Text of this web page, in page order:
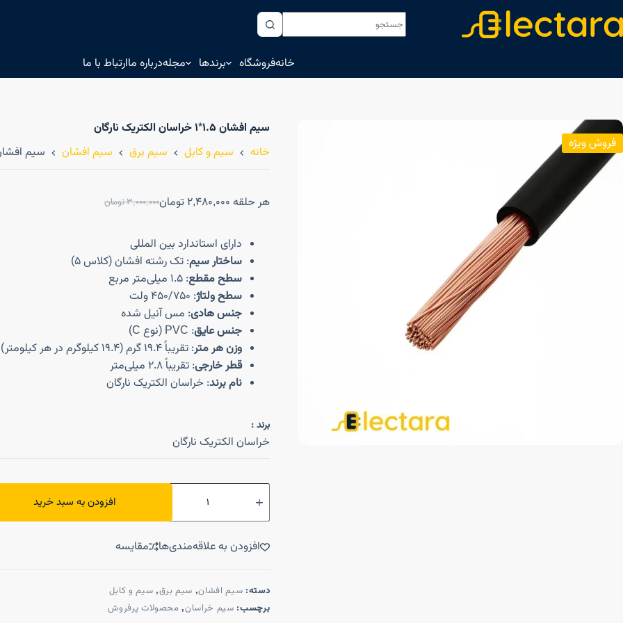
خانهفروشگاه برندها مجلهدرباره ماارتباط با ما
فروش ویژه
سیم افشان ۱.۵*۱ خراسان الکتریک نارگان
خانه
سیم و کابل سیم برق سیم افشان سیم افشان ۱.۵*۱ خراسان الکتریک
هر حلقه 3,000,000تومان 2,480,000 تومان
دارای استاندارد بین المللی
ساختار سیم: تک رشته افشان (کلاس 5)
سطح مقطع: 1.5 میلی‌متر مربع
سطح ولتاژ: 450/750 ولت
جنس هادی: مس آنیل شده
جنس عایق: PVC (نوع C)
وزن هر متر: تقریباً 19.4 گرم (19.4 کیلوگرم در هر کیلومتر)
قطر خارجی: تقریباً 2.8 میلی‌متر
نام برند: خراسان الکتریک نارگان
برند :
خراسان الکتریک نارگان
افزودن به سبد خرید
افزودن به علاقه‌مندی‌ها مقایسه
دسته: سیم افشان, سیم برق, سیم و کابل
برچسب: سیم خراسان, محصولات پرفروش